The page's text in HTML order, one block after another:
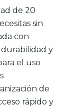
de 20
sin
con
y
el uso
de
rápido y